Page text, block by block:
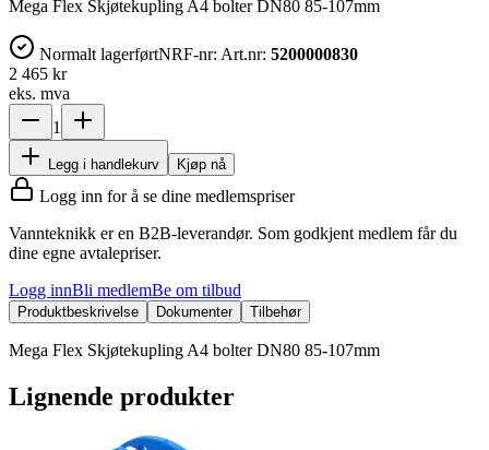
Mega Flex Skjøtekupling A4 bolter DN80 85-107mm
Normalt lagerførtNRF-nr: Art.nr: 5200000830
2 465 kr
eks. mva
1
Legg i handlekurv Kjøp nå
Logg inn for å se dine medlemspriser
Vannteknikk er en B2B-leverandør. Som godkjent medlem får du
dine egne avtalepriser.
Logg innBli medlemBe om tilbud
Produktbeskrivelse Dokumenter Tilbehør
Mega Flex Skjøtekupling A4 bolter DN80 85-107mm
Lignende produkter